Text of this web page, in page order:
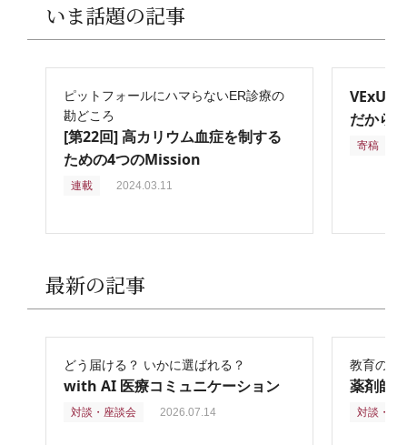
いま話題の記事
ピットフォールにハマらないER診療の
勘どころ
[第22回] 高カリウム血症を制する
ための4つのMission
連載 2024.03.11
VExUS
だから
寄稿
最新の記事
どう届ける？ いかに選ばれる？
with AI 医療コミュニケーション
対談・座談会 2026.07.14
教育の再
薬剤師
対談・座